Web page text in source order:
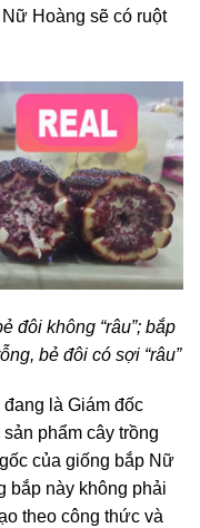
Hoàng sẽ có ruột
đôi không “râu”; bắp
bẻ đôi có sợi “râu”
là Giám đốc
phẩm cây trồng
của giống bắp Nữ
bắp này không phải
theo công thức và